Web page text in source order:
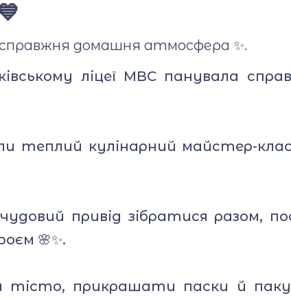
справжня домашня атмосфера ✨.
ліцеї МВС панувала
теплий кулінарний майстер-
привід зібратися разом,
🌸✨.
тісто, прикрашати паски й